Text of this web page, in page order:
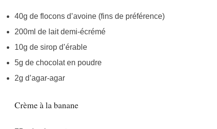
40g de flocons d’avoine (fins de préférence)
200ml de lait demi-écrémé
10g de sirop d’érable
5g de chocolat en poudre
2g d’agar-agar
Crème à la banane